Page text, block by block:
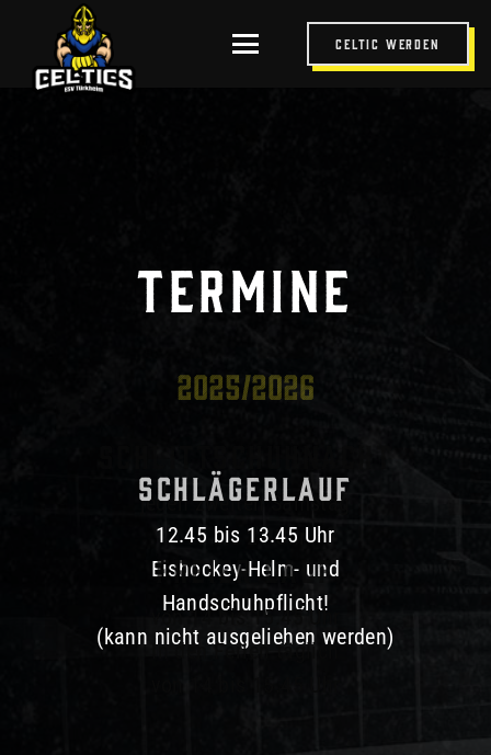
Celtic werden
Termine
2025/2026
jeden zweiten Samstag
19 bis 21 Uhr
Schlägerlauf
12.45 bis 13.45 Uhr
Eishockey-Helm- und
Handschuhpflicht!
(kann nicht ausgeliehen werden)
Freier Lauf
von 14 bis 15.45 Uhr
In den Ferien täglich